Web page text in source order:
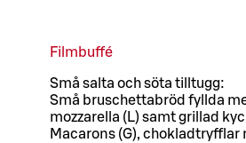
Filmbuffé
Små salta och söta tilltugg:
Små bruschettabröd fyllda
mozzarella (L) samt grillad
Macarons (G),